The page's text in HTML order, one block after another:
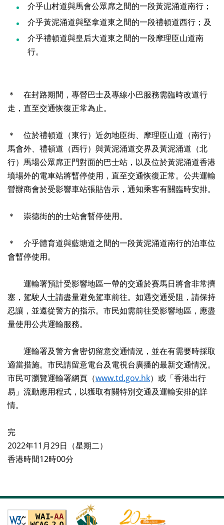
介乎山村道與馬會公眾席之間的一段黃泥涌道南行；
介乎黃泥涌道與堅拿道東之間的一段禮頓道西行；及
介乎禮頓道與皇后大道東之間的一段摩理臣山道南
行。
＊ 在封路期間，專營巴士及專線小巴服務需臨時改道行
走，直至交通恢復正常為止。
＊ 位於禮頓道（東行）近勿地臣街、摩理臣山道（南行）
馬會外、禮頓道（西行）與黃泥涌道交界及黃泥涌道（北
行）馬場公眾席正門對面的巴士站，以及位於黃泥涌道香港
墳場外的電車站將暫停使用，直至交通恢復正常。公共運輸
營辦商會於受影響車站張貼告示，通知乘客有關臨時安排。
＊ 崇德街的的士站會暫停使用。
＊ 介乎體育道與藍塘道之間的一段黃泥涌道南行的泊車位
會暫停使用。
運輸署預計受影響地區一帶的交通於賽馬日將會非常擠
塞，駕駛人士請盡量避免駕車前往。如遇交通受阻，請保持
忍讓，並遵從警方的指示。市民如需前往受影響地區，應盡
量使用公共運輸服務。
運輸署及警方會密切留意交通情況，並在有需要時採取
適當措施。市民請留意電台及電視台廣播的最新交通情況。
市民可瀏覽運輸署網頁（www.td.gov.hk）或「香港出行
易」流動應用程式，以獲取有關特別交通及運輸安排的詳
情。
完
2022年11月29日（星期二）
香港時間12時00分